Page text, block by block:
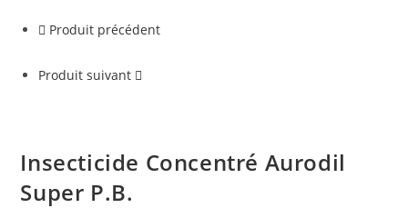
P.B. Produit précédent
Produit suivant
Insecticide Concentré Aurodil
Super P.B.